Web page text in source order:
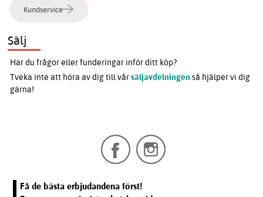
Kundservice
Sälj
Har du frågor eller funderingar inför ditt köp?
Tveka inte att höra av dig till vårsäljavdelningen så hjälper vi dig
gärna!
Få de bästa erbjudandena först!